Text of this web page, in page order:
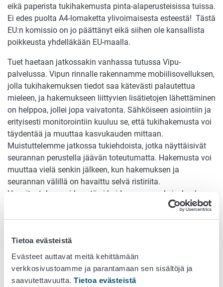
Tietoa evästeistä
Evästeet auttavat meitä kehittämään
verkkosivustoamme ja parantamaan sen sisältöjä ja
saavutettavuutta. Tietoa evästeistä
eikä paperista tukihakemusta pinta-alaperusteisissa tuissa.
Ei edes puolta A4-lomaketta ylivoimaisesta esteestä! Tästä
EU:n komissio on jo päättänyt eikä siihen ole kansallista
poikkeusta yhdelläkään EU-maalla.
Tuet haetaan jatkossakin vanhassa tutussa Vipu-
palvelussa. Vipun rinnalle rakennamme mobiilisovelluksen,
jolla tukihakemuksen tiedot saa kätevästi palautettua
mieleen, ja hakemukseen liittyvien lisätietojen lähettäminen
on helppoa, jollei jopa vaivatonta. Sähköiseen asiointiin ja
erityisesti monitorointiin kuuluu se, että tukihakemusta voi
täydentää ja muuttaa kasvukauden mittaan.
Muistuttelemme jatkossa tukiehdoista, jotka näyttäisivät
seurannan perustella jäävän toteutumatta. Hakemusta voi
muuttaa vielä senkin jälkeen, kun hakemuksen ja
seurannan välillä on havaittu selvä ristiriita.
Havaitustakaan virheestä ei koidu seuraamuksia, kunhan
kuvan, josta näkyy oikea tilanne. Mobiilisovelluksen kautta
painalluksella järjestelmäämme, jossa virhe korjataan ja
hakemus pääsee etenemään kohti maksatusta.